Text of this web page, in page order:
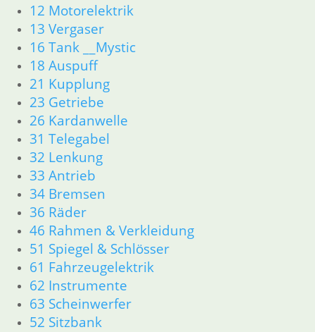
12 Motorelektrik
13 Vergaser
16 Tank __Mystic
18 Auspuff
21 Kupplung
23 Getriebe
26 Kardanwelle
31 Telegabel
32 Lenkung
33 Antrieb
34 Bremsen
36 Räder
46 Rahmen & Verkleidung
51 Spiegel & Schlösser
61 Fahrzeugelektrik
62 Instrumente
63 Scheinwerfer
52 Sitzbank
52 Sitzbank
61 Fahrzeugelektrik
62 Instrumente
63 Scheinwerfer
R80R bis R100R und Mystic
11 Motor
Dichtungen
Kolben/Kolbenringe
Zylinderkopf
12 Motorelektrik
13 Vergaser
16 Tank __Mystic
18 Auspuff
21 Kupplung
23 Getriebe
26 Kardanwelle
31 Telegabel
32 Lenkung
33 Antrieb
34 Bremsen